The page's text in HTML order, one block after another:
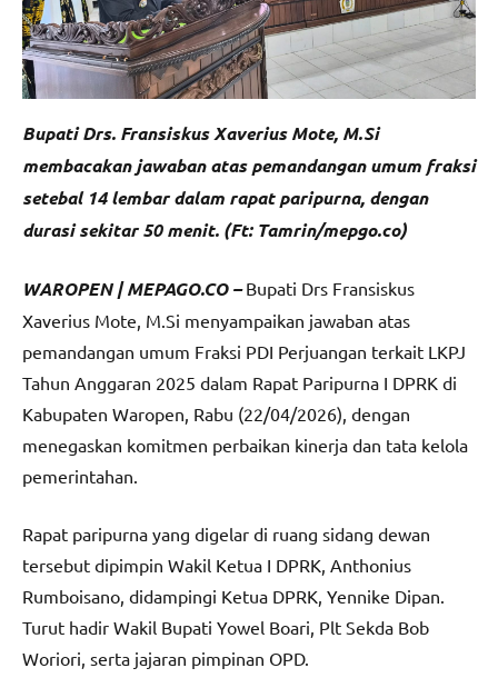
Bupati Drs. Fransiskus Xaverius Mote, M.Si
membacakan jawaban atas pemandangan umum fraksi
setebal 14 lembar dalam rapat paripurna, dengan
durasi sekitar 50 menit. (Ft: Tamrin/mepgo.co)
WAROPEN | MEPAGO.CO –Bupati Drs Fransiskus
Xaverius Mote, M.Si menyampaikan jawaban atas
pemandangan umum Fraksi PDI Perjuangan terkait LKPJ
Tahun Anggaran 2025 dalam Rapat Paripurna I DPRK di
Kabupaten Waropen, Rabu (22/04/2026), dengan
menegaskan komitmen perbaikan kinerja dan tata kelola
pemerintahan.
Rapat paripurna yang digelar di ruang sidang dewan
tersebut dipimpin Wakil Ketua I DPRK, Anthonius
Rumboisano, didampingi Ketua DPRK, Yennike Dipan.
Turut hadir Wakil Bupati Yowel Boari, Plt Sekda Bob
Woriori, serta jajaran pimpinan OPD.